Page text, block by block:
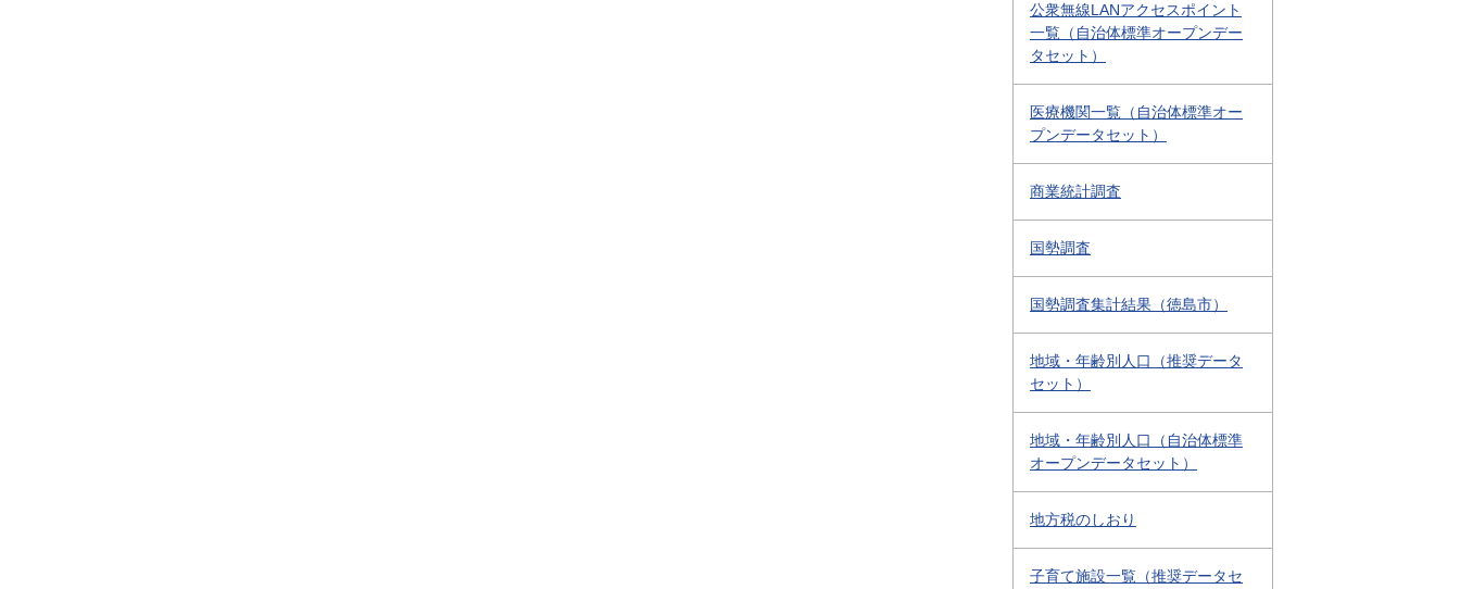
公衆無線LANアクセスポイント
一覧（自治体標準オープンデー
タセット）
医療機関一覧（自治体標準オー
プンデータセット）
商業統計調査
国勢調査
国勢調査集計結果（徳島市）
地域・年齢別人口（推奨データ
セット）
地域・年齢別人口（自治体標準
オープンデータセット）
地方税のしおり
子育て施設一覧（推奨データセ